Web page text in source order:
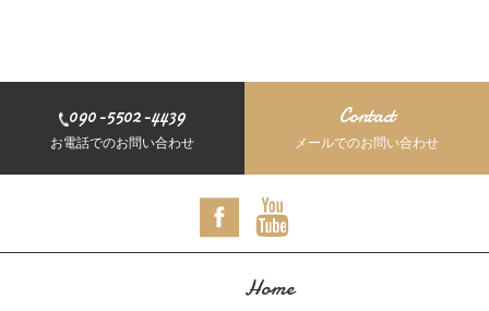
090-5502-4439
お電話でのお問い合わせ
Contact
メールでのお問い合わせ
Home